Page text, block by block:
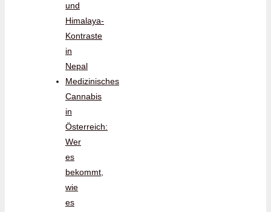
und
Himalaya-
Kontraste
in
Nepal
Medizinisches
Cannabis
in
Österreich:
Wer
es
bekommt,
wie
es